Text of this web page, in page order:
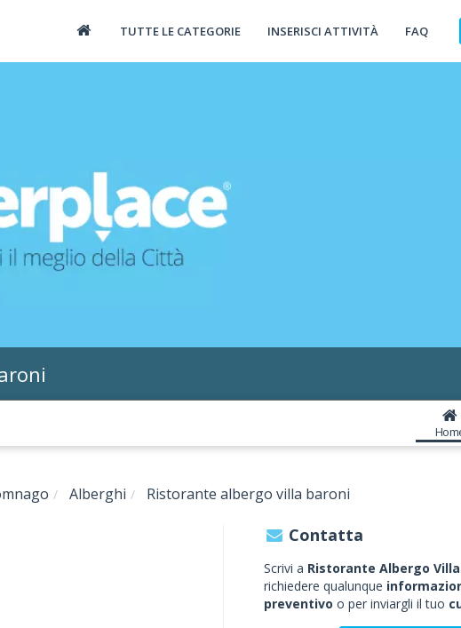
TUTTE LE CATEGORIE INSERISCI ATTIVITÀ FAQ
Alberghi Ristorante albergo villa baroni
Contatta
Scrivi a Ristorante Albergo
richiedere qualunque
preventivo o per inviargli il tuo